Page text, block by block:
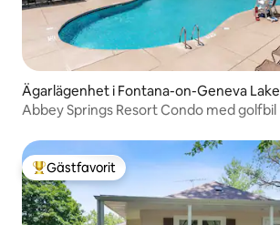
Ägarlägenhet i Fontana-on-Geneva Lake
Abbey Springs Resort Condo med golfbil
Populär gästfavorit
Gästfavorit